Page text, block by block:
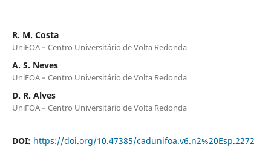
R. M. Costa
UniFOA – Centro Universitário de Volta Redonda
A. S. Neves
UniFOA – Centro Universitário de Volta Redonda
D. R. Alves
UniFOA – Centro Universitário de Volta Redonda
DOI: https://doi.org/10.47385/cadunifoa.v6.n2%20Esp.2272